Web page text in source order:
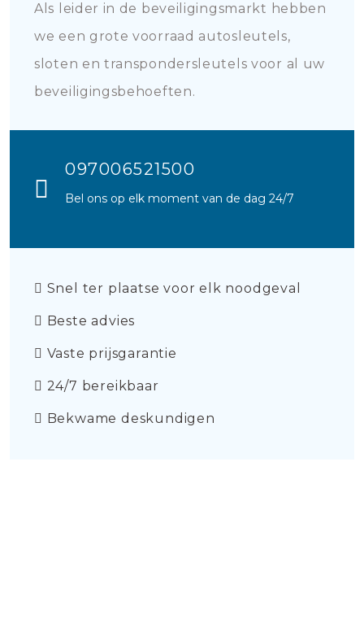
Als leider in de beveiligingsmarkt hebben
we een grote voorraad autosleutels,
sloten en transpondersleutels voor al uw
beveiligingsbehoeften.
097006521500
Bel ons op elk moment van de dag 24/7
Snel ter plaatse voor elk noodgeval
Beste advies
Vaste prijsgarantie
24/7 bereikbaar
Bekwame deskundigen